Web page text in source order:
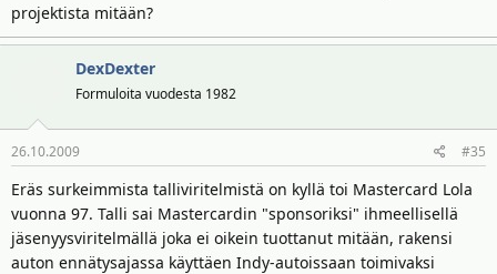
projektista mitään?
DexDexter
Formuloita vuodesta 1982
26.10.2009 #35
Eräs surkeimmista talliviritelmistä on kyllä toi Mastercard Lola
vuonna 97. Talli sai Mastercardin "sponsoriksi" ihmeellisellä
jäsenyysviritelmällä joka ei oikein tuottanut mitään, rakensi
auton ennätysajassa käyttäen Indy-autoissaan toimivaksi